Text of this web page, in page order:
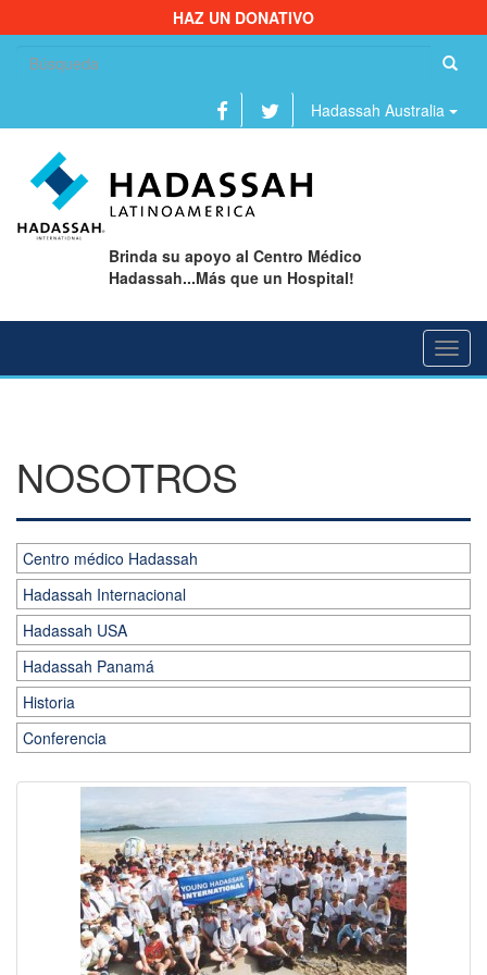
HAZ UN DONATIVO
Hadassah Australia
Brinda su apoyo al Centro Médico
Hadassah...Más que un Hospital!
NOSOTROS
Centro médico Hadassah
Hadassah Internacional
Hadassah USA
Hadassah Panamá
Historia
Conferencia